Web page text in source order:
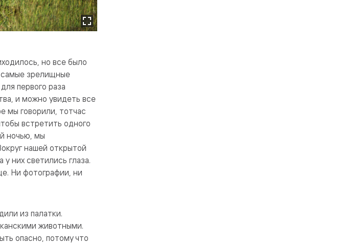
но все было
самые зрелищные
первого раза
и можно увидеть все
мы говорили, тотчас
встретить одного
ночью, мы
нашей открытой
них светились глаза.
Ни фотографии, ни
из палатки.
животными.
опасно, потому что